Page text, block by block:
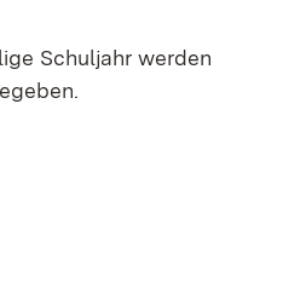
Schuljahr werden